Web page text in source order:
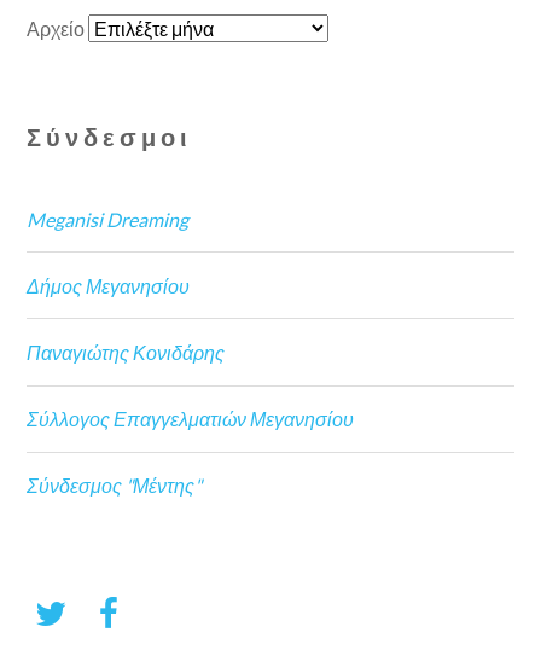
Αρχείο
Σύνδεσμοι
Meganisi Dreaming
Δήμος Μεγανησίου
Παναγιώτης Κονιδάρης
Σύλλογος Επαγγελματιών Μεγανησίου
Σύνδεσμος "Μέντης"